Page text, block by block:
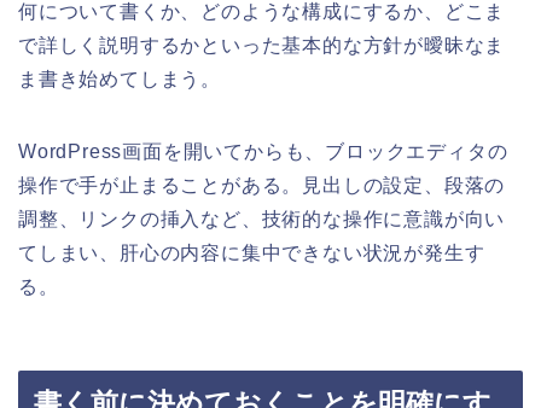
何について書くか、どのような構成にするか、どこま
で詳しく説明するかといった基本的な方針が曖昧なま
ま書き始めてしまう。
WordPress画面を開いてからも、ブロックエディタの
操作で手が止まることがある。見出しの設定、段落の
調整、リンクの挿入など、技術的な操作に意識が向い
てしまい、肝心の内容に集中できない状況が発生す
る。